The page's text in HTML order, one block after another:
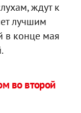
ждут к
лучшим
в конце мая
во второй